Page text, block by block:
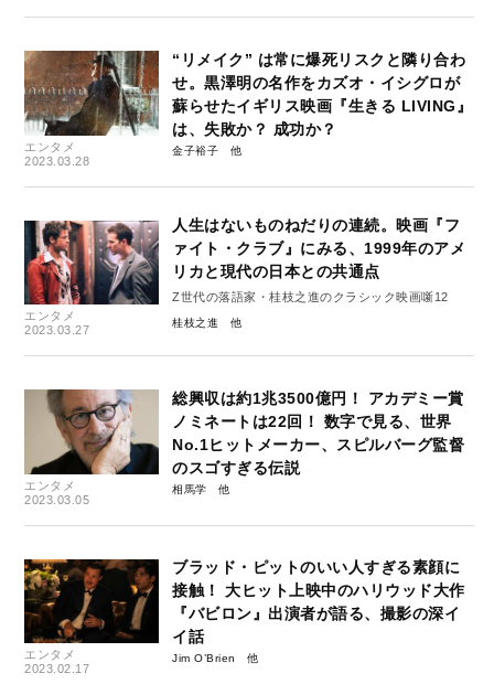
エンタメ
2023.03.28
“リメイク” は常に爆死リスクと隣り合わ
せ。黒澤明の名作をカズオ・イシグロが
蘇らせたイギリス映画『生きる LIVING』
は、失敗か？ 成功か？
金子裕子
エンタメ
2023.03.27
人生はないものねだりの連続。映画『フ
ァイト・クラブ』にみる、1999年のアメ
リカと現代の日本との共通点
Z世代の落語家・桂枝之進のクラシック映画噺12
桂枝之進
エンタメ
2023.03.05
総興収は約1兆3500億円！ アカデミー賞
ノミネートは22回！ 数字で見る、世界
No.1ヒットメーカー、スピルバーグ監督
のスゴすぎる伝説
相馬学
エンタメ
2023.02.17
ブラッド・ピットのいい人すぎる素顔に
接触！ 大ヒット上映中のハリウッド大作
『バビロン』出演者が語る、撮影の深イ
イ話
Jim O’Brien